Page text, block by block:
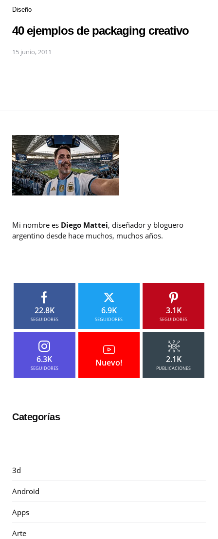
Diseño
40 ejemplos de packaging creativo
15 junio, 2011
Mi nombre es Diego Mattei, diseñador y bloguero
argentino desde hace muchos, muchos años.
22.8K
SEGUIDORES
6.9K
SEGUIDORES
3.1K
SEGUIDORES
6.3K
SEGUIDORES
Nuevo! 2.1K
PUBLICACIONES
Categorías
3d
Android
Apps
Arte